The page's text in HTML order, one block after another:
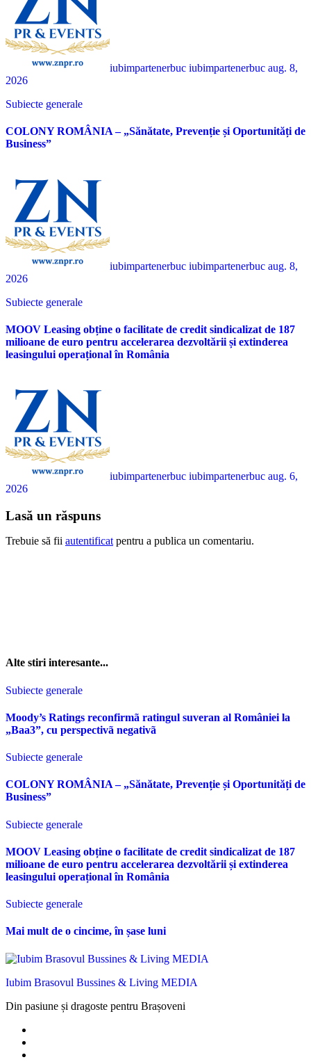
iubimpartenerbuc iubimpartenerbuc aug. 8,
2026
Subiecte generale
COLONY ROMÂNIA – „Sănătate, Prevenție și Oportunități de
Business”
iubimpartenerbuc iubimpartenerbuc aug. 8,
2026
Subiecte generale
MOOV Leasing obține o facilitate de credit sindicalizat de 187
milioane de euro pentru accelerarea dezvoltării și extinderea
leasingului operațional în România
iubimpartenerbuc iubimpartenerbuc aug. 6,
2026
Lasă un răspuns
Trebuie să fii autentificat pentru a publica un comentariu.
Alte stiri interesante...
Subiecte generale
Moody’s Ratings reconfirmã ratingul suveran al României la
„Baa3”, cu perspectivã negativã
Subiecte generale
COLONY ROMÂNIA – „Sănătate, Prevenție și Oportunități de
Business”
Subiecte generale
MOOV Leasing obține o facilitate de credit sindicalizat de 187
milioane de euro pentru accelerarea dezvoltării și extinderea
leasingului operațional în România
Subiecte generale
Mai mult de o cincime, în șase luni
Iubim Brasovul Bussines & Living MEDIA
Din pasiune și dragoste pentru Brașoveni